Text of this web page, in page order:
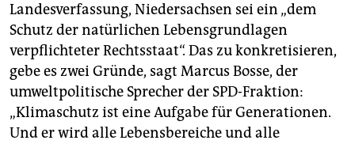
Landesverfassung, Niedersachsen sei ein „dem
Schutz der natürlichen Lebensgrundlagen
verpflichteter Rechtsstaat“. Das zu konkretisieren,
gebe es zwei Gründe, sagt Marcus Bosse, der
umweltpolitische Sprecher der SPD-Fraktion:
„Klimaschutz ist eine Aufgabe für Generationen.
Und er wird alle Lebensbereiche und alle